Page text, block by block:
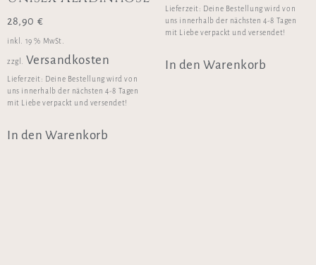
28,90 €
inkl. 19 % MwSt.
zzgl. Versandkosten
Lieferzeit: Deine Bestellung wird von
uns innerhalb der nächsten 4-8 Tagen
mit Liebe verpackt und versendet!
In den Warenkorb
Lieferzeit: Deine Bestellung wird von
uns innerhalb der nächsten 4-8 Tagen
mit Liebe verpackt und versendet!
In den Warenkorb